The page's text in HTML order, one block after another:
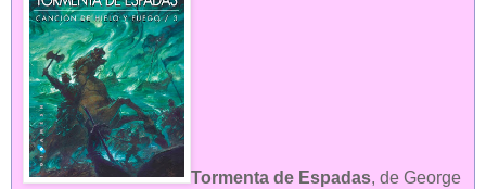
Tormenta de Espadas, de George